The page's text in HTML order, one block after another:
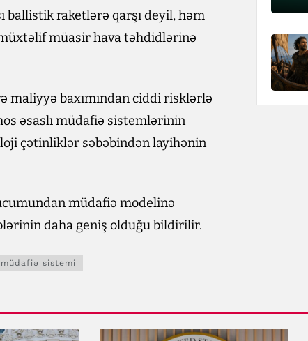
ballistik raketlərə qarşı deyil, həm
müasir hava təhdidlərinə
maliyyə baxımından ciddi risklərlə
əsaslı müdafiə sistemlərinin
çətinliklər səbəbindən layihənin
müdafiə modelinə
daha geniş olduğu bildirilir.
müdafiə sistemi